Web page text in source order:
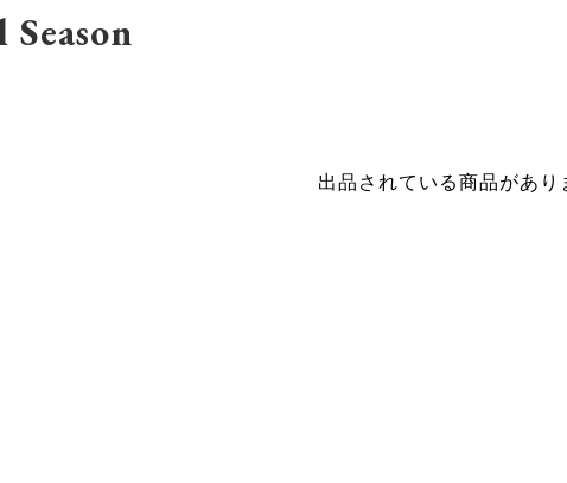
出品されている商品があり